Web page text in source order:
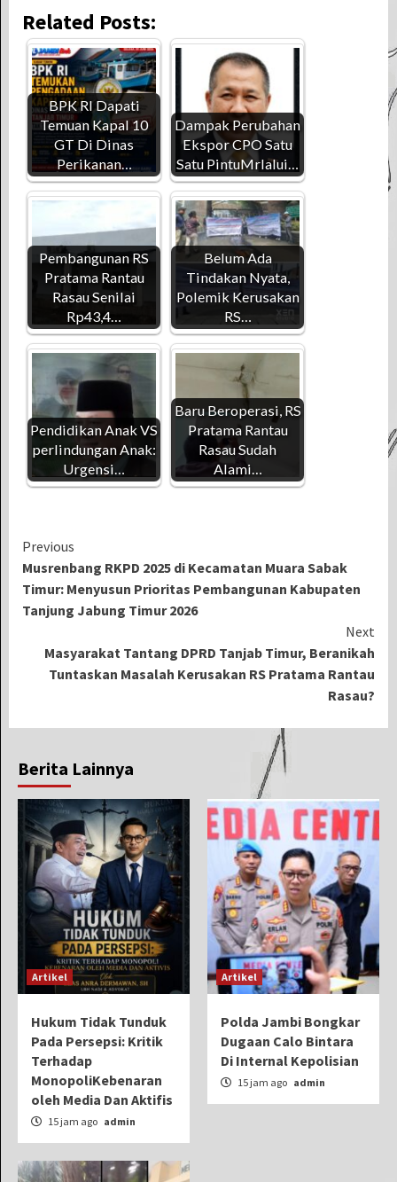
Related Posts:
BPK RI Dapati
Temuan Kapal 10
GT Di Dinas
Perikanan…
Dampak Perubahan
Ekspor CPO Satu
Satu PintuMrlalui…
Pembangunan RS
Pratama Rantau
Rasau Senilai
Rp43,4…
Belum Ada
Tindakan Nyata,
Polemik Kerusakan
RS…
Pendidikan Anak VS
perlindungan Anak:
Urgensi…
Baru Beroperasi, RS
Pratama Rantau
Rasau Sudah
Alami…
Continue
Reading
Previous
Musrenbang RKPD 2025 di Kecamatan Muara Sabak
Timur: Menyusun Prioritas Pembangunan Kabupaten
Tanjung Jabung Timur 2026
Next
Masyarakat Tantang DPRD Tanjab Timur, Beranikah
Tuntaskan Masalah Kerusakan RS Pratama Rantau
Rasau?
Berita Lainnya
Artikel
Hukum Tidak Tunduk
Pada Persepsi: Kritik
Terhadap
MonopoliKebenaran
oleh Media Dan Aktifis
15 jam ago admin
Artikel
Polda Jambi Bongkar
Dugaan Calo Bintara
Di Internal Kepolisian
15 jam ago admin